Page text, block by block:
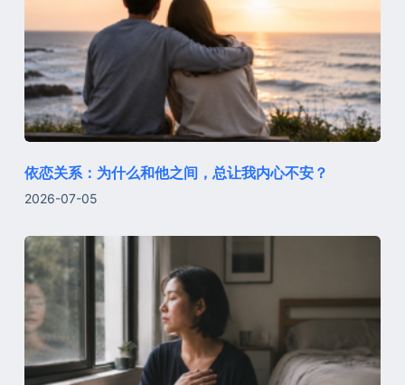
依恋关系：为什么和他之间，总让我内心不安？
2026-07-05